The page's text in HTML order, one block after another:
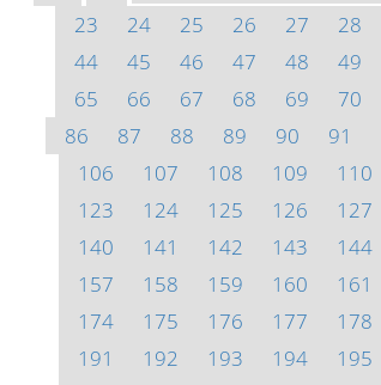
23
24 25 26 27 28
44
45 46 47 48 49
65
66 67 68 69 70
86
87 88 89 90 91
106
107 108 109 110
123
124 125 126 127
140
141 142 143 144
157
158 159 160 161
174
175 176 177 178
191
192 193 194 195